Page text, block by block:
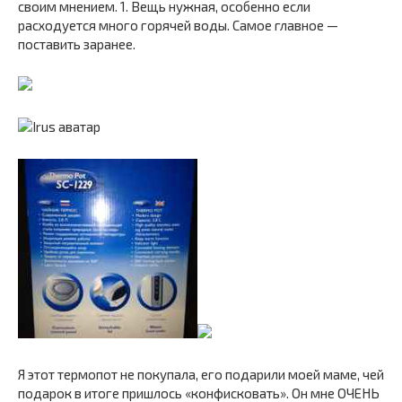
своим мнением. 1. Вещь нужная, особенно если
расходуется много горячей воды. Самое главное —
поставить заранее.
Я этот термопот не покупала, его подарили моей маме, чей
подарок в итоге пришлось «конфисковать». Он мне ОЧЕНЬ